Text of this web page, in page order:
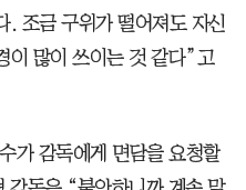
. 조금 구위가 떨어져도 자신
이 많이 쓰이는 것 같다”고
가 감독에게 면담을 요청할